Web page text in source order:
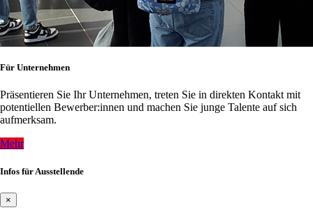
Für Unternehmen
Präsentieren Sie Ihr Unternehmen, treten Sie in direkten Kontakt mit
potentiellen Bewerber:innen und machen Sie junge Talente auf sich
aufmerksam.
Mehr
Infos für Ausstellende
×